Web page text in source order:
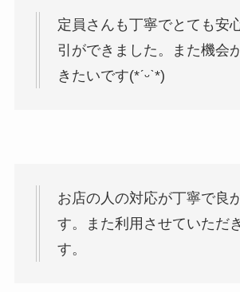
定員さんも丁寧でとても安
引ができました。また機会
きたいです(*ˊᵕˋ*)
お店の人の対応が丁寧で良
す。また利用させていただ
す。